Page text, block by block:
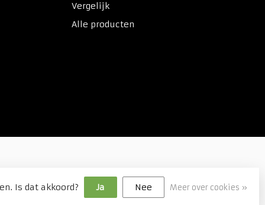
Vergelijk
Alle producten
Is dat akkoord? Ja Nee Meer over cookies »